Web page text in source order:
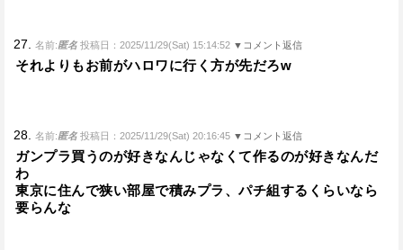
27. 名前:匿名 投稿日：2025/11/29(Sat) 15:14:52 ▼コメント返信
それよりもお前がハロワに行く方が先だろw
28. 名前:匿名 投稿日：2025/11/29(Sat) 20:16:45 ▼コメント返信
ガンプラ買うのが好きなんじゃなくて作るのが好きなんだ
わ
東京に住んで狭い部屋で積みプラ、パチ組するくらいなら
要らんな